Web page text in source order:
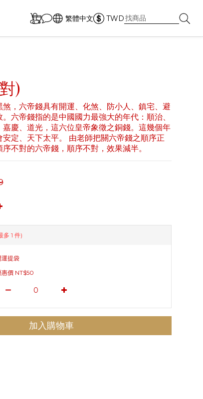
繁體中文 TWD
)
煞，六帝錢具有開運、化煞、防小人、鎮宅、避
六帝錢指的是中國國力最強大的年代：順治、
嘉慶、道光，這六位皇帝象徵之銅錢。這幾個年
定、天下太平。 由老師把關六帝錢之順序正
不對的六帝錢，順序不對，效果減半。
多 1 件)
運提袋
惠價 NT$50
加入購物車